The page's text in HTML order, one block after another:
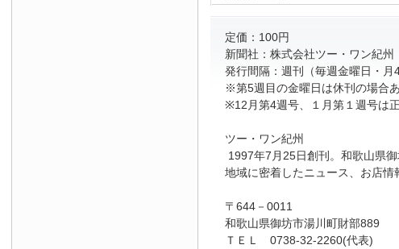
定価：100円
新聞社：株式会社ツー・ワン紀州
発行間隔：週刊（毎週金曜日・月4
※第5週目の金曜日は休刊の場合
※12月第4週号、１月第１週号は
ツー・ワン紀州
1997年7月25日創刊。和歌山県
地域に密着したニュース、お店情
〒644－0011
和歌山県御坊市湯川町財部889
ＴＥＬ 0738-32-2260(代表)